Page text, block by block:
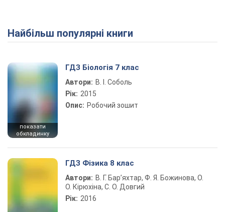
Найбільш популярні книги
показати
обкладинку
ГДЗ Біологія 7 клас
Автори: В. І. Соболь
Рік: 2015
Опис: Робочий зошит
ГДЗ Фізика 8 клас
Автори: В. Г. Бар’яхтар, Ф. Я. Божинова, О.
О. Кірюхіна, С. О. Довгий
Рік: 2016